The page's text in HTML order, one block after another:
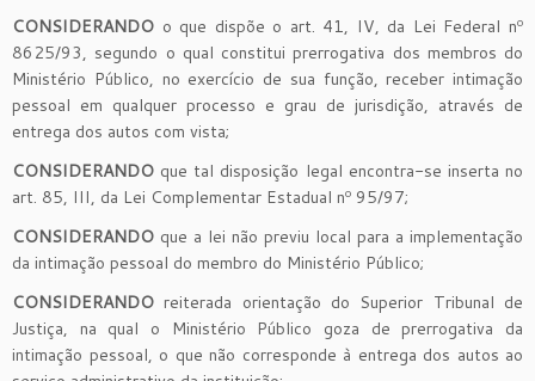
CONSIDERANDO o que dispõe o art. 41, IV, da Lei Federal nº
8625/93, segundo o qual constitui prerrogativa dos membros do
Ministério Público, no exercício de sua função, receber intimação
pessoal em qualquer processo e grau de jurisdição, através de
entrega dos autos com vista;
CONSIDERANDO que tal disposição legal encontra-se inserta no
art. 85, III, da Lei Complementar Estadual nº 95/97;
CONSIDERANDO que a lei não previu local para a implementação
da intimação pessoal do membro do Ministério Público;
CONSIDERANDO reiterada orientação do Superior Tribunal de
Justiça, na qual o Ministério Público goza de prerrogativa da
intimação pessoal, o que não corresponde à entrega dos autos ao